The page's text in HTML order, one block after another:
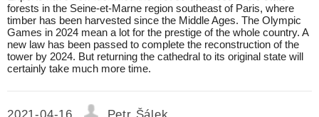
forests in the Seine-et-Marne region southeast of Paris, where
timber has been harvested since the Middle Ages. The Olympic
Games in 2024 mean a lot for the prestige of the whole country. A
new law has been passed to complete the reconstruction of the
tower by 2024. But returning the cathedral to its original state will
certainly take much more time.